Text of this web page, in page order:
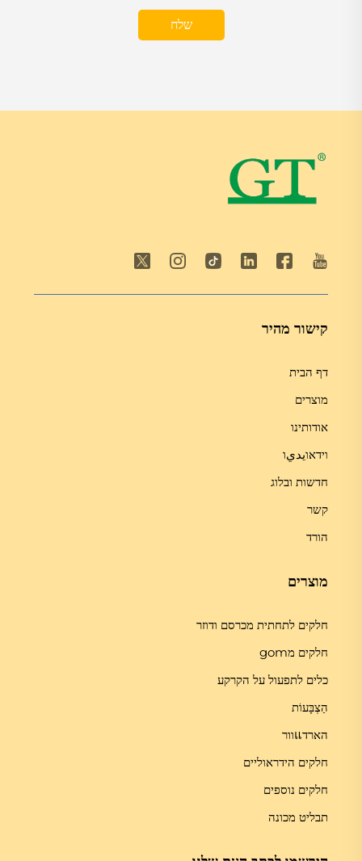
שלח
קישור מהיר
דף הבית
מוצרים
אודותינו
וידאוيديו
חדשות ובלוג
קשר
הורד
מוצרים
חלקים לתחתית מכרסם ודוזר
חלקים מgom
כלים לתפעול על הקרקע
הַצְבָּעוֹת
הארדแוור
חלקים הידראוליים
חלקים נוספים
תבליט מכונה